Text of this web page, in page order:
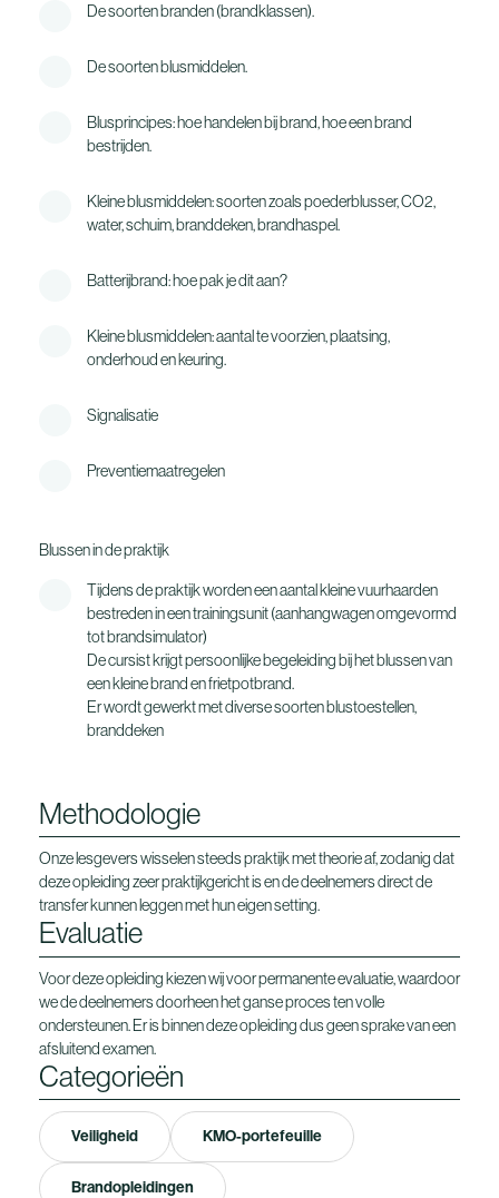
De soorten branden (brandklassen).
De soorten blusmiddelen.
Blusprincipes: hoe handelen bij brand, hoe een brand
bestrijden.
Kleine blusmiddelen: soorten zoals poederblusser, CO2,
water, schuim, branddeken, brandhaspel.
Batterijbrand: hoe pak je dit aan?
Kleine blusmiddelen: aantal te voorzien, plaatsing,
onderhoud en keuring.
Signalisatie
Preventiemaatregelen
Blussen in de praktijk
Tijdens de praktijk worden een aantal kleine vuurhaarden
bestreden in een trainingsunit (aanhangwagen omgevormd
tot brandsimulator)
De cursist krijgt persoonlijke begeleiding bij het blussen van
een kleine brand en frietpotbrand.
Er wordt gewerkt met diverse soorten blustoestellen,
branddeken
Methodologie
Onze lesgevers wisselen steeds praktijk met theorie af, zodanig dat
deze opleiding zeer praktijkgericht is en de deelnemers direct de
transfer kunnen leggen met hun eigen setting.
Evaluatie
Voor deze opleiding kiezen wij voor permanente evaluatie, waardoor
we de deelnemers doorheen het ganse proces ten volle
ondersteunen. Er is binnen deze opleiding dus geen sprake van een
afsluitend examen.
Categorieën
Veiligheid KMO-portefeuille
Brandopleidingen
Telefoon